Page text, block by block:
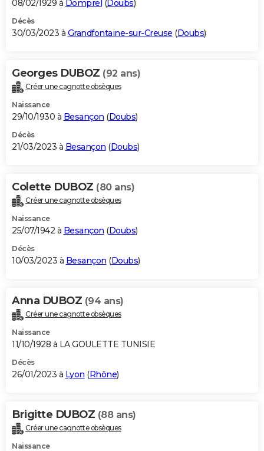
08/02/1929 à Domprel (Doubs)
Décès
30/03/2023 à Grandfontaine-sur-Creuse (Doubs)
Georges DUBOZ (92 ans)
Créer une cagnotte obsèques
Naissance
29/10/1930 à Besançon (Doubs)
Décès
21/03/2023 à Besançon (Doubs)
Colette DUBOZ (80 ans)
Créer une cagnotte obsèques
Naissance
25/07/1942 à Besançon (Doubs)
Décès
10/03/2023 à Besançon (Doubs)
Anna DUBOZ (94 ans)
Créer une cagnotte obsèques
Naissance
11/10/1928 à LA GOULETTE TUNISIE
Décès
26/01/2023 à Lyon (Rhône)
Brigitte DUBOZ (88 ans)
Créer une cagnotte obsèques
Naissance